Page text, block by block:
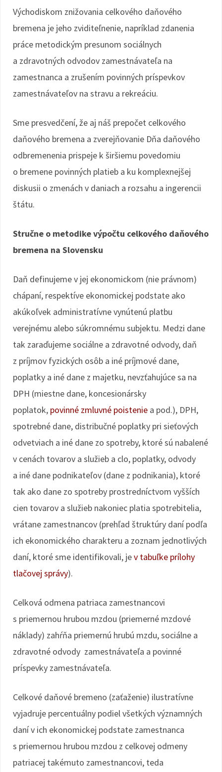
Východiskom znižovania celkového daňového
bremena je jeho zviditeľnenie, napríklad zdanenia
práce metodickým presunom sociálnych
a zdravotných odvodov zamestnávateľa na
zamestnanca a zrušením povinných príspevkov
zamestnávateľov na stravu a rekreáciu.
Sme presvedčení, že aj náš prepočet celkového
daňového bremena a zverejňovanie Dňa daňového
odbremenenia prispeje k širšiemu povedomiu
o bremene povinných platieb a ku komplexnejšej
diskusii o zmenách v daniach a rozsahu a ingerencii
štátu.
Stručne o metodike výpočtu celkového daňového
bremena na Slovensku
Daň definujeme v jej ekonomickom (nie právnom)
chápaní, respektíve ekonomickej podstate ako
akúkoľvek administratívne vynútenú platbu
verejnému alebo súkromnému subjektu. Medzi dane
tak zaraďujeme sociálne a zdravotné odvody, daň
z príjmov fyzických osôb a iné príjmové dane,
poplatky a iné dane z majetku, nevzťahujúce sa na
DPH (miestne dane, koncesionársky
poplatok, povinné zmluvné poistenie a pod.), DPH,
spotrebné dane, distribučné poplatky pri sieťových
odvetviach a iné dane zo spotreby, ktoré sú nabalené
v cenách tovarov a služieb a clo, poplatky, odvody
a iné dane podnikateľov (dane z podnikania), ktoré
tak ako dane zo spotreby prostredníctvom vyšších
cien tovarov a služieb nakoniec platia spotrebitelia,
vrátane zamestnancov (prehľad štruktúry daní podľa
ich ekonomického charakteru a zoznam jednotlivých
daní, ktoré sme identifikovali, jev tabuľke prílohy
tlačovej správy).
Celková odmena patriaca zamestnancovi
s priemernou hrubou mzdou (priemerné mzdové
náklady) zahŕňa priemernú hrubú mzdu, sociálne a
zdravotné odvody zamestnávateľa a povinné
príspevky zamestnávateľa.
Celkové daňové bremeno (zaťaženie) ilustratívne
vyjadruje percentuálny podiel všetkých významných
daní v ich ekonomickej podstate zamestnanca
s priemernou hrubou mzdou z celkovej odmeny
patriacej takémuto zamestnancovi, teda